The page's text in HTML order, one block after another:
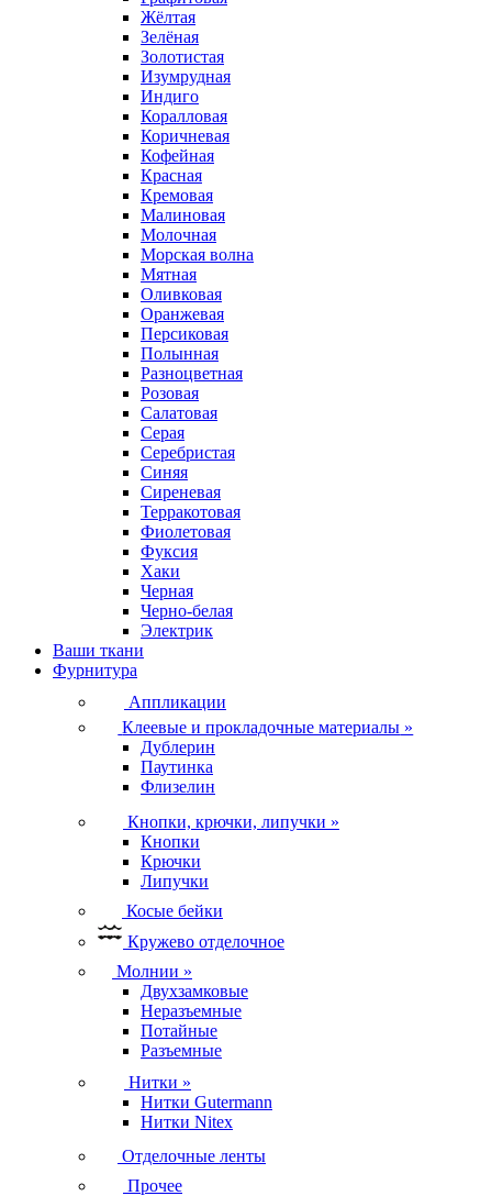
Жёлтая
Зелёная
Золотистая
Изумрудная
Индиго
Коралловая
Коричневая
Кофейная
Красная
Кремовая
Малиновая
Молочная
Морская волна
Мятная
Оливковая
Оранжевая
Персиковая
Полынная
Разноцветная
Розовая
Салатовая
Серая
Серебристая
Синяя
Сиреневая
Терракотовая
Фиолетовая
Фуксия
Хаки
Черная
Черно-белая
Электрик
Ваши ткани
Фурнитура
Аппликации
Клеевые и прокладочные материалы »
Дублерин
Паутинка
Флизелин
Кнопки, крючки, липучки »
Кнопки
Крючки
Липучки
Косые бейки
Кружево отделочное
Молнии »
Двухзамковые
Неразъемные
Потайные
Разъемные
Нитки »
Нитки Gutermann
Нитки Nitex
Отделочные ленты
Прочее